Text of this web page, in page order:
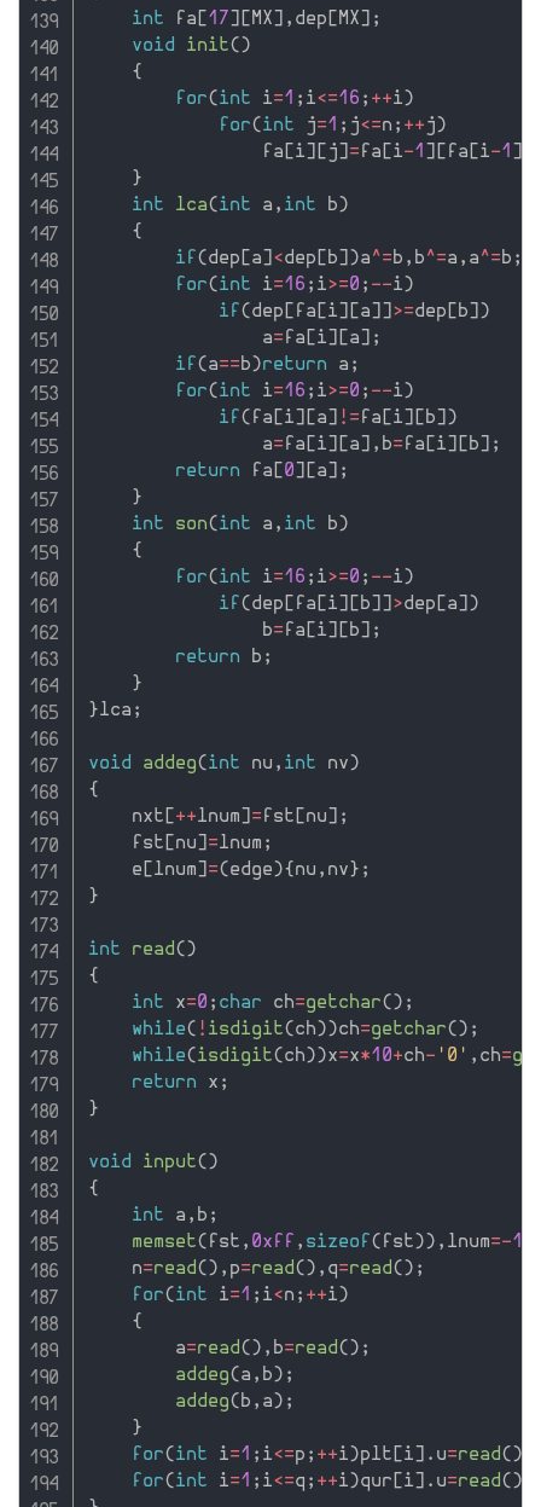
int fa [17 ] [MX] , dep [MX] ;
void
init()
{
for(int i=1 ; i<=16 ; ++i)
for(int j=1 ; j<=n ; ++ j)
                fa
[i] [ j] = fa [i-1 ] [ fa [i-1 ]
}
int
lca(int a , int b)
{
if (dep [a] <dep [b] )a ^=b , b ^=a , a ^=b ;
for(int i=16 ; i>=0 ; --i)
if (dep [ fa [i] [a] ] >=dep [b] )
                a
= fa [i] [a] ;
if (a==b)return a ;
for(int i=16 ; i>=0 ; --i)
if ( fa [i] [a] != fa [i] [b] )
                a
= fa [i] [a] , b= fa [i] [b] ;
return fa [0] [a] ;
}
int
son(int a , int b)
{
for(int i=16 ; i>=0 ; --i)
if (dep [ fa [i] [b] ] >dep [a] )
                b
= fa [i] [b] ;
return b ;
}
}lca ;
void addeg(int nu , int nv)
{
    nxt
[++lnum] = fst [nu] ;
    fst
[nu] =lnum ;
    e
[lnum] =(edge){nu , nv} ;
}
int read()
{
int x=0 ; char ch=getchar() ;
while( ! isdigit(ch))ch=getchar() ;
while(isdigit(ch))x=x*10+ch- '0' , ch=
return x ;
}
void input()
{
int a , b ;
memset( fst , 0xff , sizeof ( fst)) , lnum=-1
    n
=read() , p=read() , q=read() ;
for(int i=1 ; i<n ; ++i)
{
        a
=read() , b=read() ;
addeg(a , b) ;
addeg(b , a) ;
}
for(int i=1 ; i<=p ; ++i)plt [i] . u=read()
for(int i=1 ; i<=q ; ++i)qur [i] . u=read()